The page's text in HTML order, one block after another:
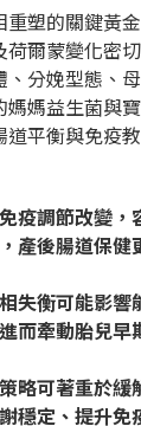
塑的關鍵黃
爾蒙變化密
分娩型態、
媽益生菌與
平衡與免疫
疫調節改變，
產後腸道保健
失衡可能影響
而牽動胎兒早
略可著重於緩
穩定、提升免